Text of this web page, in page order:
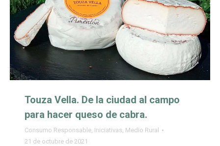
Touza Vella. De la ciudad al campo
para hacer queso de cabra.
Consumo Responsable, Iniciativas, Medio Rural
21 de octubre de 2021